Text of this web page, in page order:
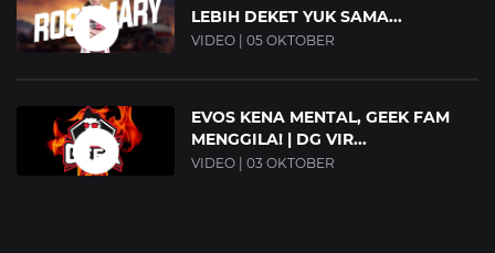
LEBIH DEKET YUK SAMA...
VIDEO | 05 OKTOBER
EVOS KENA MENTAL, GEEK FAM
MENGGILA! | DG VIR...
VIDEO | 03 OKTOBER